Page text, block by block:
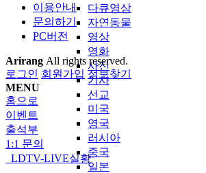
다큐영상
자연동물
영상
영화
사진
기사
선교
미국
영국
러시아
중국
일본
이용안내
문의하기
PC버전
Arirang All rights reserved.
로그인 회원가입 정보찾기
MENU
홈으로
이벤트
출석부
1:1 문의
LDTV-LIVE실황